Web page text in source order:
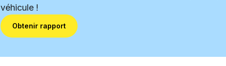
véhicule !
Obtenir rapport